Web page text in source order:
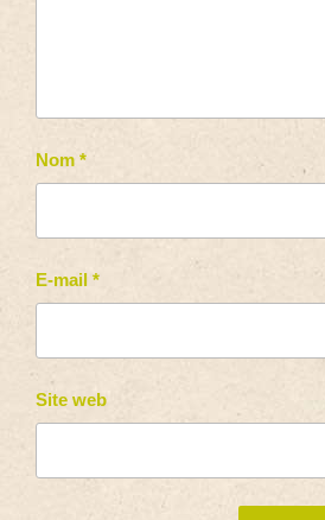
Nom *
E-mail *
Site web